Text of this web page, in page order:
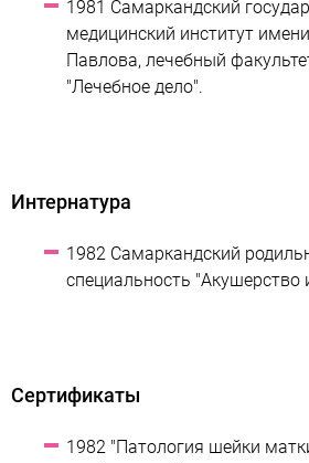
1981 Самаркандский
медицинский институт
Павлова, лечебный
"Лечебное дело".
Интернатура
1982 Самаркандский
специальность "Акушерство
Сертификаты
1982 "Патология шейки